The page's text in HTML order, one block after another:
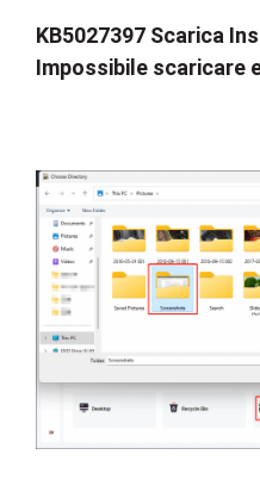
KB5027397 Scarica
Impossibile scaricare